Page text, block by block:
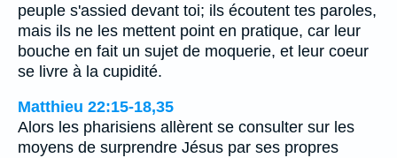
peuple s'assied devant toi; ils écoutent tes paroles,
mais ils ne les mettent point en pratique, car leur
bouche en fait un sujet de moquerie, et leur coeur
se livre à la cupidité.
Matthieu 22:15-18,35
Alors les pharisiens allèrent se consulter sur les
moyens de surprendre Jésus par ses propres